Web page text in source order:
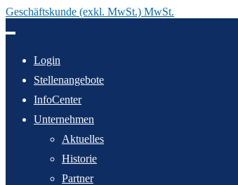
Geschäftskunde (exkl. MwSt.) MwSt.
Inhalt
Login
Stellenangebote
InfoCenter
Unternehmen
Aktuelles
Historie
Partner